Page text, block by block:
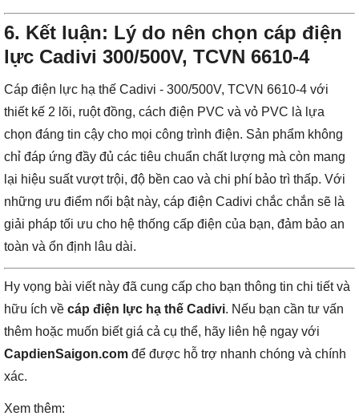
6. Kết luận: Lý do nên chọn cáp điện
lực Cadivi 300/500V, TCVN 6610-4
Cáp điện lực hạ thế Cadivi - 300/500V, TCVN 6610-4 với
thiết kế 2 lõi, ruột đồng, cách điện PVC và vỏ PVC là lựa
chọn đáng tin cậy cho mọi công trình điện. Sản phẩm không
chỉ đáp ứng đầy đủ các tiêu chuẩn chất lượng mà còn mang
lại hiệu suất vượt trội, độ bền cao và chi phí bảo trì thấp. Với
những ưu điểm nổi bật này, cáp điện Cadivi chắc chắn sẽ là
giải pháp tối ưu cho hệ thống cấp điện của bạn, đảm bảo an
toàn và ổn định lâu dài.
Hy vọng bài viết này đã cung cấp cho bạn thông tin chi tiết và
hữu ích về cáp điện lực hạ thế Cadivi. Nếu bạn cần tư vấn
thêm hoặc muốn biết giá cả cụ thể, hãy liên hệ ngay với
CapdienSaigon.com để được hỗ trợ nhanh chóng và chính
xác.
Xem thêm: